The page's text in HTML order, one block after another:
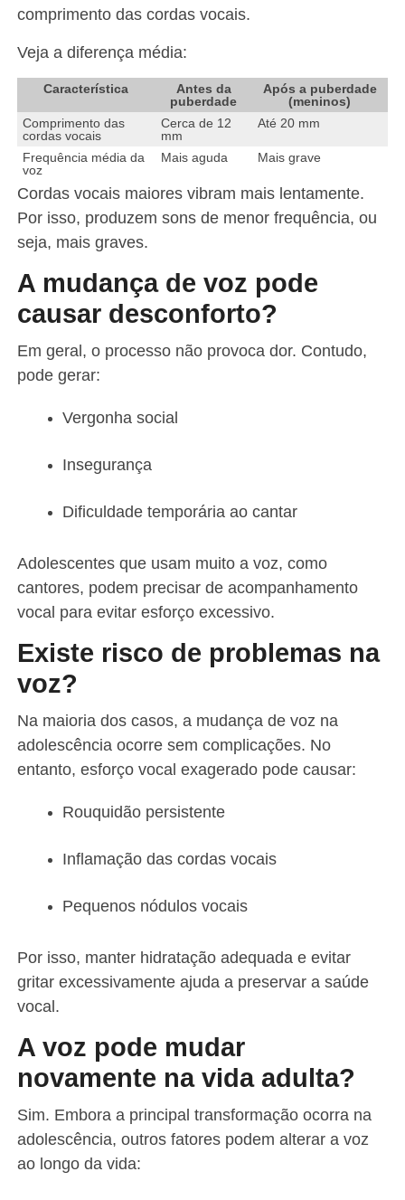
comprimento das cordas vocais.
Veja a diferença média:
Característica
Antes da
puberdade
Após a puberdade
(meninos)
Comprimento das
cordas vocais
Cerca de 12
mm
Até 20 mm
Frequência média da
voz
Mais aguda Mais grave
Cordas vocais maiores vibram mais lentamente.
Por isso, produzem sons de menor frequência, ou
seja, mais graves.
A mudança de voz pode
causar desconforto?
Em geral, o processo não provoca dor. Contudo,
pode gerar:
Vergonha social
Insegurança
Dificuldade temporária ao cantar
Adolescentes que usam muito a voz, como
cantores, podem precisar de acompanhamento
vocal para evitar esforço excessivo.
Existe risco de problemas na
voz?
Na maioria dos casos, a mudança de voz na
adolescência ocorre sem complicações. No
entanto, esforço vocal exagerado pode causar:
Rouquidão persistente
Inflamação das cordas vocais
Pequenos nódulos vocais
Por isso, manter hidratação adequada e evitar
gritar excessivamente ajuda a preservar a saúde
vocal.
A voz pode mudar
novamente na vida adulta?
Sim. Embora a principal transformação ocorra na
adolescência, outros fatores podem alterar a voz
ao longo da vida: